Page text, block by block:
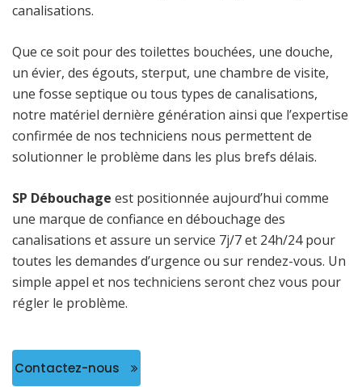
canalisations.
Que ce soit pour des toilettes bouchées, une douche,
un évier, des égouts, sterput, une chambre de visite,
une fosse septique ou tous types de canalisations,
notre matériel dernière génération ainsi que l’expertise
confirmée de nos techniciens nous permettent de
solutionner le problème dans les plus brefs délais.
SP Débouchage est positionnée aujourd’hui comme
une marque de confiance en débouchage des
canalisations et assure un service 7j/7 et 24h/24 pour
toutes les demandes d’urgence ou sur rendez-vous. Un
simple appel et nos techniciens seront chez vous pour
régler le problème.
Contactez-nous